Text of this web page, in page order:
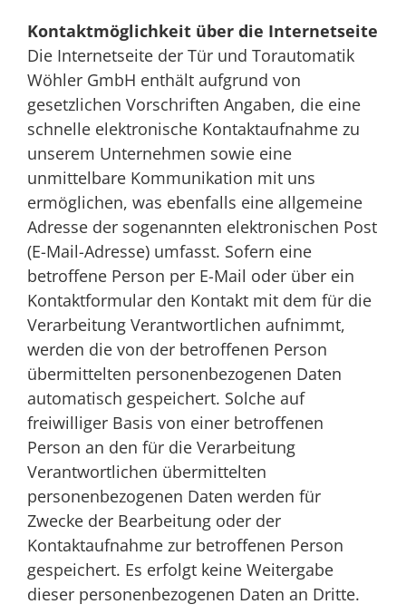
Kontaktmöglichkeit über die Internetseite
Die Internetseite der Tür und Torautomatik
Wöhler GmbH enthält aufgrund von
gesetzlichen Vorschriften Angaben, die eine
schnelle elektronische Kontaktaufnahme zu
unserem Unternehmen sowie eine
unmittelbare Kommunikation mit uns
ermöglichen, was ebenfalls eine allgemeine
Adresse der sogenannten elektronischen Post
(E-Mail-Adresse) umfasst. Sofern eine
betroffene Person per E-Mail oder über ein
Kontaktformular den Kontakt mit dem für die
Verarbeitung Verantwortlichen aufnimmt,
werden die von der betroffenen Person
übermittelten personenbezogenen Daten
automatisch gespeichert. Solche auf
freiwilliger Basis von einer betroffenen
Person an den für die Verarbeitung
Verantwortlichen übermittelten
personenbezogenen Daten werden für
Zwecke der Bearbeitung oder der
Kontaktaufnahme zur betroffenen Person
gespeichert. Es erfolgt keine Weitergabe
dieser personenbezogenen Daten an Dritte.